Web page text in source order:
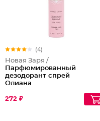
(4)
Новая Заря /
Парфюмированный
дезодорант спрей
Олиана
272 ₽